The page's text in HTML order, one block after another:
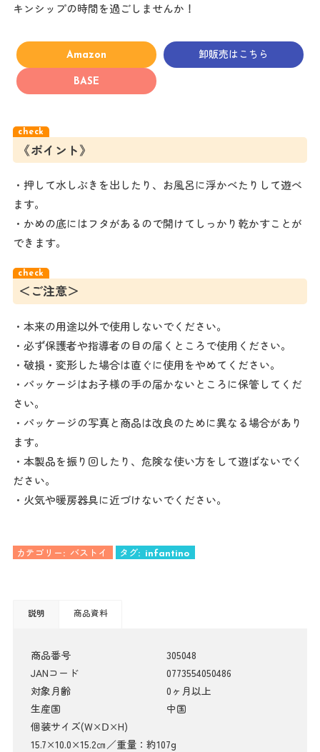
キンシップの時間を過ごしませんか！
Amazon 卸販売はこちら
BASE
《ポイント》
・押して水しぶきを出したり、お風呂に浮かべたりして遊べ
ます。
・かめの底にはフタがあるので開けてしっかり乾かすことが
できます。
＜ご注意＞
・本来の用途以外で使用しないでください。
・必ず保護者や指導者の目の届くところで使用ください。
・破損・変形した場合は直ぐに使用をやめてください。
・パッケージはお子様の手の届かないところに保管してくだ
さい。
・パッケージの写真と商品は改良のために異なる場合があり
ます。
・本製品を振り回したり、危険な使い方をして遊ばないでく
ださい。
・火気や暖房器具に近づけないでください。
カテゴリー: バストイ タグ: infantino
説明 商品資料
商品番号
305048
JANコード
0773554050486
対象月齢
0ヶ月以上
生産国
中国
個装サイズ(W×Ⅾ×H)
15.7×10.0×15.2㎝／重量：約107g